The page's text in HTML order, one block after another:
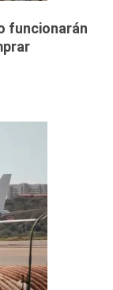
funcionarán